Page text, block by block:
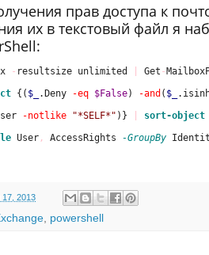
прав доступа к
их в текстовый файл я
- resultsize unlimited Get -
{( $_ .Deny -eq $False) -and ( $_
-notlike "*SELF*" )} sort-object
User , AccessRights -GroupBy
2013
, powershell